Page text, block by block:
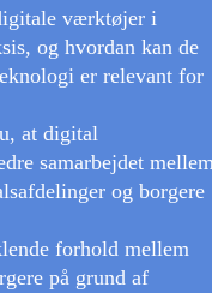
værktøjer i
og hvordan kan de
er relevant for
at digital
samarbejdet
og borgere
forhold mellem
på grund af